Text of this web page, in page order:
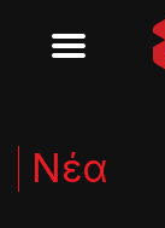
Νέα